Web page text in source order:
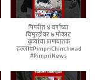
पिंपरीत ४ वर्षांच्या
चिमुरडीवर ७ मोकाट
कुत्र्यांचा प्राणघातक
हल्ला#PimpriChinchwad
#PimpriNews